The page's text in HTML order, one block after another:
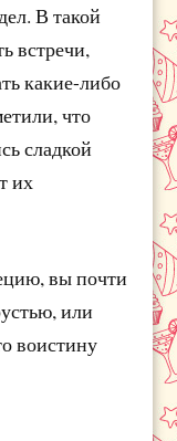
В такой
встречи,
какие-либо
что
сладкой
их
вы почти
или
воистину